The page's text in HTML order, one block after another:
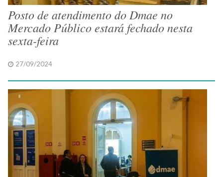
Posto de atendimento do Dmae no
Mercado Público estará fechado nesta
sexta-feira
27/09/2024